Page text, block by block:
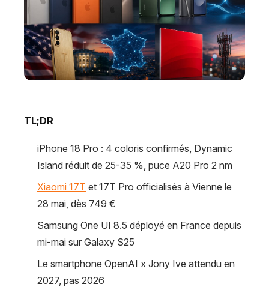
TL;DR
iPhone 18 Pro : 4 coloris confirmés, Dynamic
Island réduit de 25-35 %, puce A20 Pro 2 nm
Xiaomi 17T et 17T Pro officialisés à Vienne le
28 mai, dès 749 €
Samsung One UI 8.5 déployé en France depuis
mi-mai sur Galaxy S25
Le smartphone OpenAI x Jony Ive attendu en
2027, pas 2026